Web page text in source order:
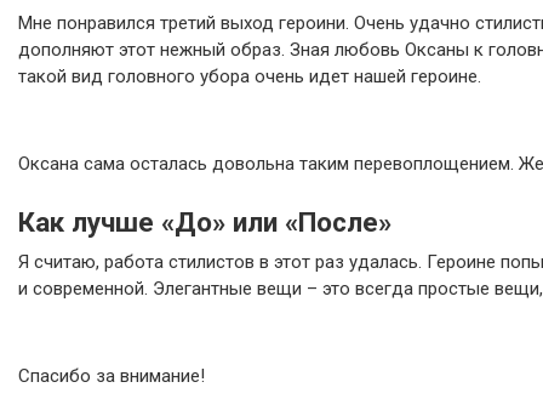
Мне понравился третий выход героини. Очень удачно
дополняют этот нежный образ. Зная любовь Оксаны к
такой вид головного убора очень идет нашей героине.
Оксана сама осталась довольна таким перевоплощением.
Как лучше «До» или «После»
Я считаю, работа стилистов в этот раз удалась. Героине
и современной. Элегантные вещи – это всегда простые
Спасибо за внимание!